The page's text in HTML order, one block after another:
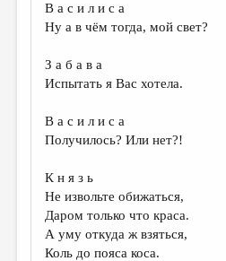
В а с и л и с а
Ну а в чём тогда, мой свет?
З а б а в а
Испытать я Вас хотела.
В а с и л и с а
Получилось? Или нет?!
К н я з ь
Не извольте обижаться,
Даром только что краса.
А уму откуда ж взяться,
Коль до пояса коса.